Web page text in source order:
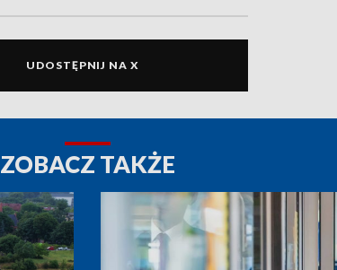
UDOSTĘPNIJ NA X
ZOBACZ TAKŻE